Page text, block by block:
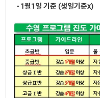
- 1월1일 기준 (생일기준x)